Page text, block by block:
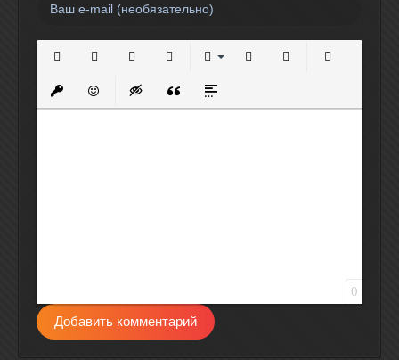
Вставить защищенную ссылку
Вставить смайлик
Вставка скрытого текста
Вставка цитаты
Вставка спойлера
0
Добавить комментарий